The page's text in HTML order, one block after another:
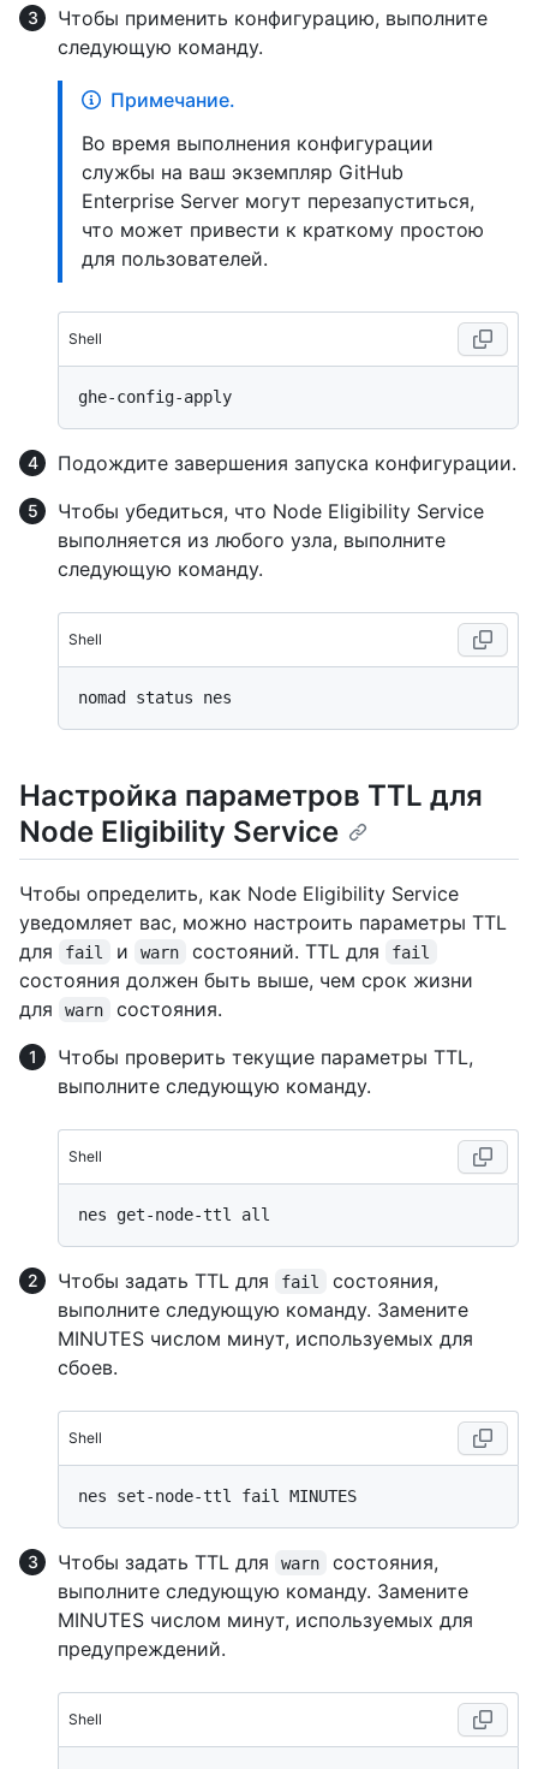
Чтобы применить конфигурацию, выполните
следующую команду.
Примечание.
Во время выполнения конфигурации
службы на ваш экземпляр GitHub
Enterprise Server могут перезапуститься,
что может привести к краткому простою
для пользователей.
Shell
Подождите завершения запуска конфигурации.
Чтобы убедиться, что Node Eligibility Service
выполняется из любого узла, выполните
следующую команду.
Shell
Настройка параметров TTL для
Node Eligibility Service
Чтобы определить, как Node Eligibility Service
уведомляет вас, можно настроить параметры TTL
для
fail и warn состояний. TTL для fail
состояния должен быть выше, чем срок жизни
для
warn
состояния.
Чтобы проверить текущие параметры TTL,
выполните следующую команду.
Shell
Чтобы задать TTL для fail
состояния,
выполните следующую команду. Замените
MINUTES числом минут, используемых для
сбоев.
Shell
Чтобы задать TTL для warn
состояния,
выполните следующую команду. Замените
MINUTES числом минут, используемых для
предупреждений.
Shell